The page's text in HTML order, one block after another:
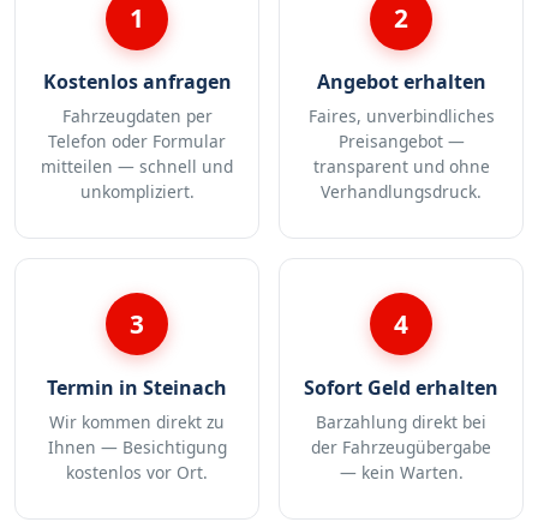
1
Kostenlos anfragen
Fahrzeugdaten per
Telefon oder Formular
mitteilen — schnell und
unkompliziert.
2
Angebot erhalten
Faires, unverbindliches
Preisangebot —
transparent und ohne
Verhandlungsdruck.
3
Termin in Steinach
Wir kommen direkt zu
Ihnen — Besichtigung
kostenlos vor Ort.
4
Sofort Geld erhalten
Barzahlung direkt bei
der Fahrzeugübergabe
— kein Warten.